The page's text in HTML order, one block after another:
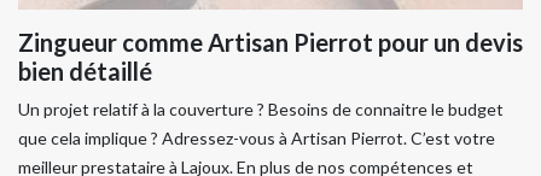
Zingueur comme Artisan Pierrot pour un devis
bien détaillé
Un projet relatif à la couverture ? Besoins de connaitre le budget
que cela implique ? Adressez-vous à Artisan Pierrot. C’est votre
meilleur prestataire à Lajoux. En plus de nos compétences et